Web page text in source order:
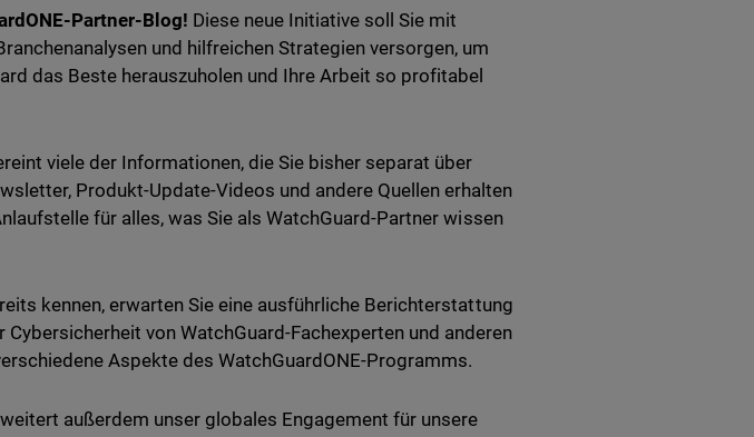
Partner-Blog! Diese neue Initiative soll Sie mit
und hilfreichen Strategien versorgen, um
das Beste herauszuholen und Ihre Arbeit so profitabel
viele der Informationen, die Sie bisher separat über
Produkt-Update-Videos und andere Quellen erhalten
für alles, was Sie als WatchGuard-Partner wissen
kennen, erwarten Sie eine ausführliche Berichterstattung
Cybersicherheit von WatchGuard-Fachexperten und anderen
Aspekte des WatchGuardONE-Programms.
außerdem unser globales Engagement für unsere